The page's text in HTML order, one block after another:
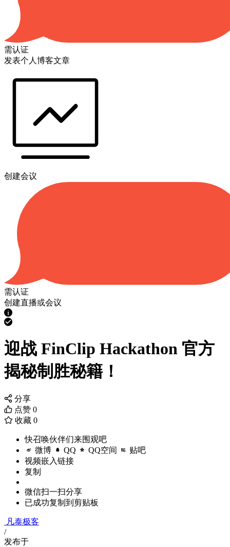
需认证
发表个人博客文章
创建会议
需认证
创建直播或会议
迎战 FinClip Hackathon 官方
揭秘制胜秘籍！
分享
点赞 0
收藏 0
快召唤伙伴们来围观吧
微博 QQ QQ空间 贴吧
视频嵌入链接
复制
微信扫一扫分享
已成功复制到剪贴板
凡泰极客
/
发布于